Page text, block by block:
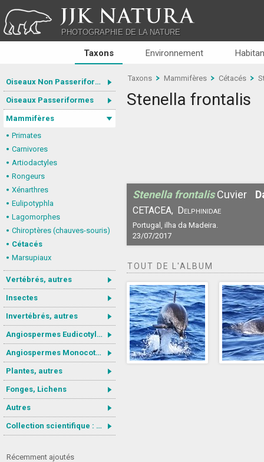
JJK NATURA
PHOTOGRAPHIE DE LA NATURE
Taxons Environnement
Oiseaux Non Passeriformes
Oiseaux Passeriformes
Mammifères
Primates
Carnivores
Artiodactyles
Rongeurs
Xénarthres
Eulipotyphla
Lagomorphes
Chiroptères (chauves-souris)
Cétacés
Marsupiaux
Vertébrés, autres
Insectes
Invertébrés, autres
Angiospermes Eudicotylédones
Angiospermes Monocotylédones
Plantes, autres
Fonges, Lichens
Autres
Collection scientifique : Gastrotricha
Récemment ajoutés
Taxons Mammifères Cétacés
Stenella frontalis
Stenella frontalis Cuvier
CETACEA, Delphinidae
Portugal, ilha da Madeira.
23/07/2017
TOUT DE L'ALBUM